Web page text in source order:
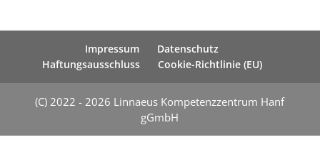
Impressum
Datenschutz
Haftungsausschluss
Cookie-Richtlinie (EU)
(C) 2022 - 2026 Linnaeus Kompetenzzentrum Hanf
gGmbH